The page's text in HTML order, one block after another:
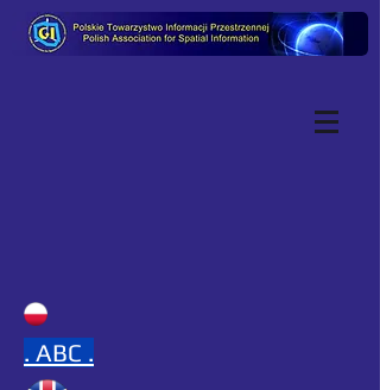
. ABC .